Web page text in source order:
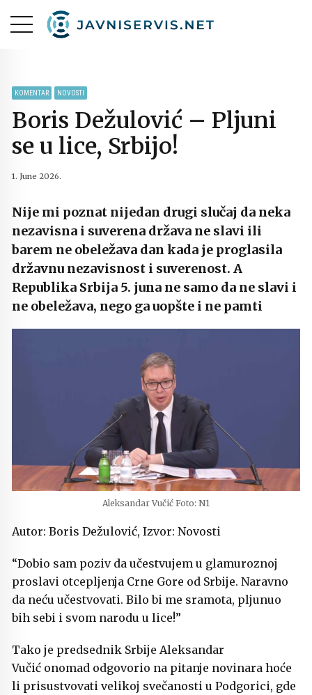
KOMENTAR NOVOSTI
Boris Dežulović – Pljuni
se u lice, Srbijo!
1. June 2026.
Nije mi poznat nijedan drugi slučaj da neka
nezavisna i suverena država ne slavi ili
barem ne obeležava dan kada je proglasila
državnu nezavisnost i suverenost. A
Republika Srbija 5. juna ne samo da ne slavi i
ne obeležava, nego ga uopšte i ne pamti
Aleksandar Vučić Foto: N1
Autor: Boris Dežulović, Izvor: Novosti
“Dobio sam poziv da učestvujem u glamuroznoj
proslavi otcepljenja Crne Gore od Srbije. Naravno
da neću učestvovati. Bilo bi me sramota, pljunuo
bih sebi i svom narodu u lice!”
Tako je predsednik Srbije Aleksandar
Vučić onomad odgovorio na pitanje novinara hoće
li prisustvovati velikoj svečanosti u Podgorici, gde